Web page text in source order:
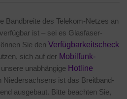
Bandbreite des Telekom-Netzes an
ist – sei es Glasfaser-
Sie den Verfügbarkeitscheck
sich auf der Mobilfunk-
unabhängige Hotline
Niedersachsens ist das Breitband-
ausgebaut. Bitte beachten Sie,